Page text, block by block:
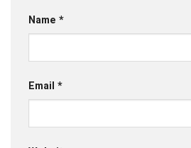
Name *
Email *